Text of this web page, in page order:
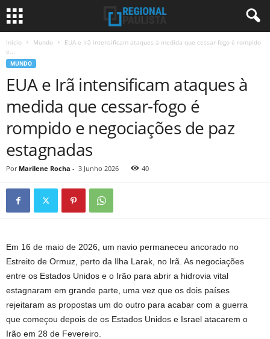
Início Mundo
EUA e Irã intensificam ataques à medida que cessar-fogo é rompido
e...
MUNDO
EUA e Irã intensificam ataques à
medida que cessar-fogo é
rompido e negociações de paz
estagnadas
Por Marilene Rocha - 3 Junho 2026 40
Em 16 de maio de 2026, um navio permaneceu ancorado no
Estreito de Ormuz, perto da Ilha Larak, no Irã. As negociações
entre os Estados Unidos e o Irão para abrir a hidrovia vital
estagnaram em grande parte, uma vez que os dois países
rejeitaram as propostas um do outro para acabar com a guerra
que começou depois de os Estados Unidos e Israel atacarem o
Irão em 28 de Fevereiro.